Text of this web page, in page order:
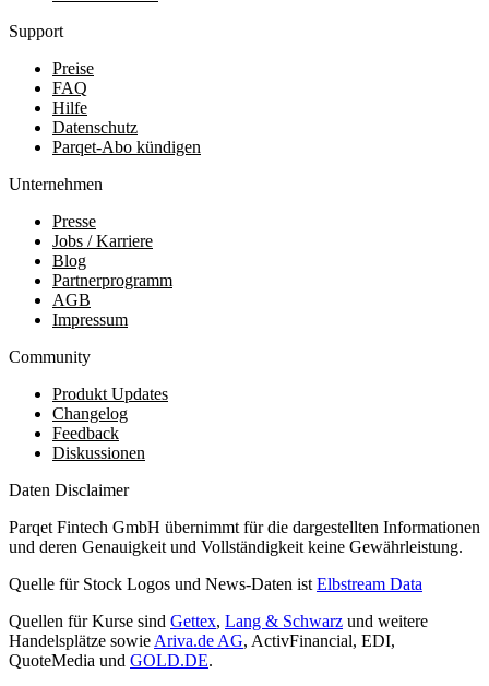
Support
Preise
FAQ
Hilfe
Datenschutz
Parqet-Abo kündigen
Unternehmen
Presse
Jobs / Karriere
Blog
Partnerprogramm
AGB
Impressum
Community
Produkt Updates
Changelog
Feedback
Diskussionen
Daten Disclaimer
Parqet Fintech GmbH übernimmt für die dargestellten Informationen
und deren Genauigkeit und Vollständigkeit keine Gewährleistung.
Quelle für Stock Logos und News-Daten ist Elbstream Data
Quellen für Kurse sind Gettex, Lang & Schwarz und weitere
Handelsplätze sowie Ariva.de AG, ActivFinancial, EDI,
QuoteMedia und GOLD.DE.